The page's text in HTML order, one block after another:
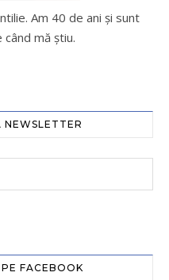
Am 40 de ani şi sunt
mă ştiu.
FACEBOOK